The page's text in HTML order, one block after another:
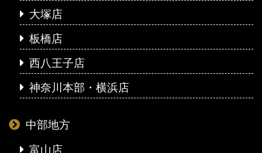
大塚店
板橋店
西八王子店
神奈川本部・横浜店
中部地方
富山店